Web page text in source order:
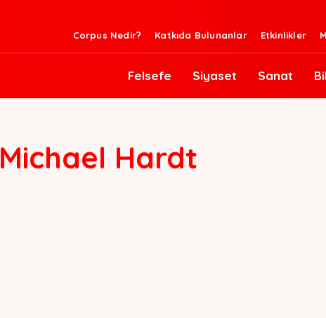
Corpus Nedir? Katkıda Bulunanlar Etkinlikler
Felsefe Siyaset Sanat
Michael Hardt